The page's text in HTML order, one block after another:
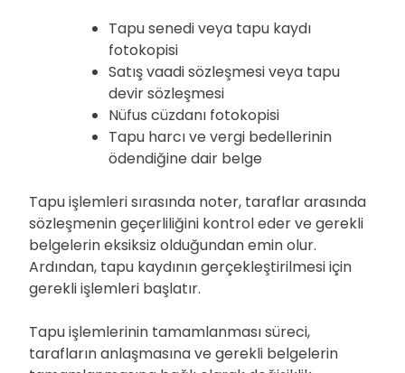
Tapu senedi veya tapu kaydı
fotokopisi
Satış vaadi sözleşmesi veya tapu
devir sözleşmesi
Nüfus cüzdanı fotokopisi
Tapu harcı ve vergi bedellerinin
ödendiğine dair belge
Tapu işlemleri sırasında noter, taraflar arasında
sözleşmenin geçerliliğini kontrol eder ve gerekli
belgelerin eksiksiz olduğundan emin olur.
Ardından, tapu kaydının gerçekleştirilmesi için
gerekli işlemleri başlatır.
Tapu işlemlerinin tamamlanması süreci,
tarafların anlaşmasına ve gerekli belgelerin